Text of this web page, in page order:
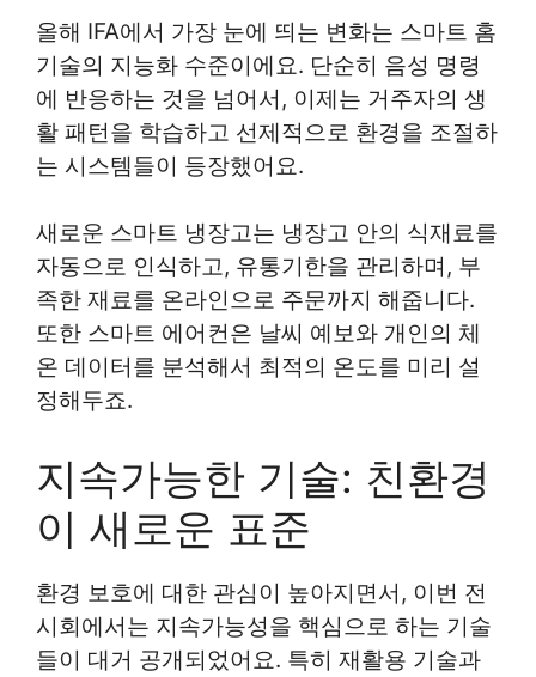
올해 IFA에서 가장 눈에 띄는 변화는 스마트 홈
기술의 지능화 수준이에요. 단순히 음성 명령
에 반응하는 것을 넘어서, 이제는 거주자의 생
활 패턴을 학습하고 선제적으로 환경을 조절하
는 시스템들이 등장했어요.
새로운 스마트 냉장고는 냉장고 안의 식재료를
자동으로 인식하고, 유통기한을 관리하며, 부
족한 재료를 온라인으로 주문까지 해줍니다.
또한 스마트 에어컨은 날씨 예보와 개인의 체
온 데이터를 분석해서 최적의 온도를 미리 설
정해두죠.
지속가능한 기술: 친환경
이 새로운 표준
환경 보호에 대한 관심이 높아지면서, 이번 전
시회에서는 지속가능성을 핵심으로 하는 기술
들이 대거 공개되었어요. 특히 재활용 기술과